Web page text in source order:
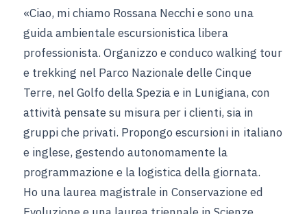
«Ciao, mi chiamo Rossana Necchi e sono una
guida ambientale escursionistica libera
professionista. Organizzo e conduco walking tour
e trekking nel Parco Nazionale delle Cinque
Terre, nel Golfo della Spezia e in Lunigiana, con
attività pensate su misura per i clienti, sia in
gruppi che privati. Propongo escursioni in italiano
e inglese, gestendo autonomamente la
programmazione e la logistica della giornata.
Ho una laurea magistrale in Conservazione ed